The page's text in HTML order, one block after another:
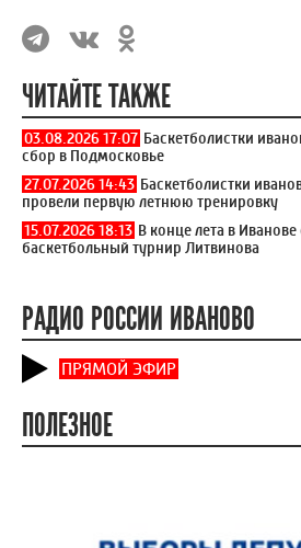
ЧИТАЙТЕ ТАКЖЕ
03.08.2026 17:07 Баскетболистки
сбор в Подмосковье
27.07.2026 14:43 Баскетболистки
провели первую летнюю тренировку
15.07.2026 18:13 В конце лета в Иванове
баскетбольный турнир Литвинова
РАДИО РОССИИ ИВАНОВО
ПРЯМОЙ ЭФИР
ПОЛЕЗНОЕ